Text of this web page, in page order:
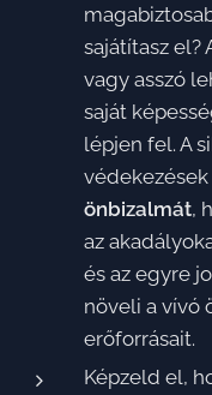
sajátítasz el?
vagy asszó
saját
lépjen fel. A
védekezések
önbizalmát,
az
és az egyre
növeli a vívó
erőforrásait.
Képzeld el,